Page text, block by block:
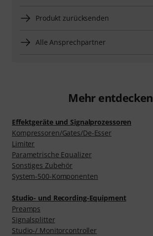
Produkt zurücksenden
Alle Ansprechpartner
Mehr entdecken
Effektgeräte und Signalprozessoren
Kompressoren/Gates/De-Esser
Limiter
Parametrische Equalizer
Sonstiges Zubehör
System-500-Komponenten
Studio- und Recording-Equipment
Preamps
Signalsplitter
Studio-/ Monitorcontroller